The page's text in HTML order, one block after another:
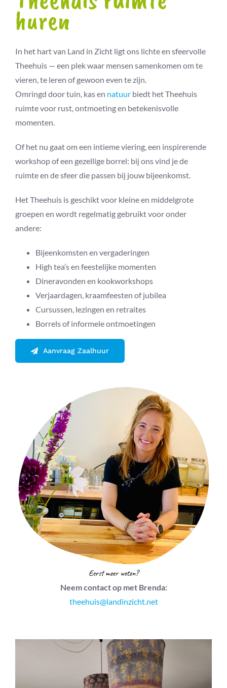
huren
In het hart van Land in Zicht ligt ons lichte en sfeervolle
Theehuis — een plek waar mensen samenkomen om te
vieren, te leren of gewoon even te zijn.
Omringd door tuin, kas en natuurbiedt het Theehuis
ruimte voor rust, ontmoeting en betekenisvolle
momenten.
Of het nu gaat om een intieme viering, een inspirerende
workshop of een gezellige borrel: bij ons vind je de
ruimte en de sfeer die passen bij jouw bijeenkomst.
Het Theehuis is geschikt voor kleine en middelgrote
groepen en wordt regelmatig gebruikt voor onder
andere:
Bijeenkomsten en vergaderingen
High tea’s en feestelijke momenten
Dineravonden en kookworkshops
Verjaardagen, kraamfeesten of jubilea
Cursussen, lezingen en retraites
Borrels of informele ontmoetingen
Aanvraag Zaalhuur
Eerst meer weten?
Neem contact op met Brenda:
theehuis@landinzicht.net